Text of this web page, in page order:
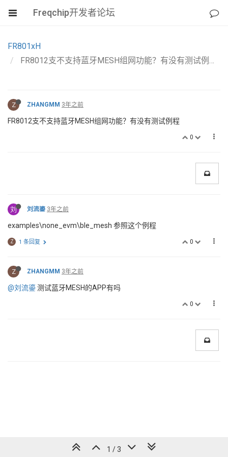
Freqchip开发者论坛
FR801xH
FR8012支不支持蓝牙MESH组网功能？有没有测试例程？
Z ZHANGMM 3年之前
FR8012支不支持蓝牙MESH组网功能？有没有测试例程
0
刘 刘流鎏 3年之前
examples\none_evm\ble_mesh 参照这个例程
0
Z 1 条回复
Z ZHANGMM 3年之前
@刘流鎏测试蓝牙MESH的APP有吗
0
1 / 3